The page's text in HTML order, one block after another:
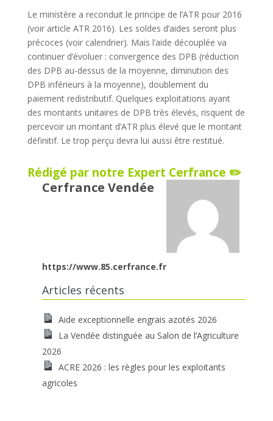
Le ministère a reconduit le principe de l’ATR pour 2016
(voir article ATR 2016). Les soldes d’aides seront plus
précoces (voir calendrier). Mais l’aide découplée va
continuer d’évoluer : convergence des DPB (réduction
des DPB au-dessus de la moyenne, diminution des
DPB inférieurs à la moyenne), doublement du
paiement redistributif. Quelques exploitations ayant
des montants unitaires de DPB très élevés, risquent de
percevoir un montant d’ATR plus élevé que le montant
définitif. Le trop perçu devra lui aussi être restitué.
Rédigé par notre Expert Cerfrance ✏️
Cerfrance Vendée
https://www.85.cerfrance.fr
Articles récents
Aide exceptionnelle engrais azotés 2026
La Vendée distinguée au Salon de l’Agriculture
2026
ACRE 2026 : les règles pour les exploitants
agricoles